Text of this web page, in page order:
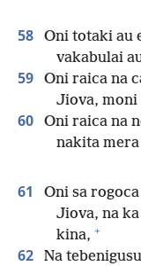
58
Oni totaki au
vakabulai
59
Oni raica na
Jiova, moni
60
Oni raica na
nakita
61
Oni sa
Jiova, na
kina, +
62
Na